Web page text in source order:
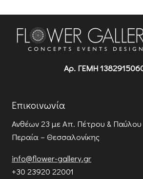
Αρ. ΓΕΜΗ
Επικοινωνία
Ανθέων 23 με Απ. Πέτρου & Παύλου
Περαία – Θεσσαλονίκης
info@flower-gallery.gr
+30 23920 22001